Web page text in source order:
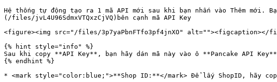
Hệ thống tự động tạo ra 1 mã API mới sau khi bạn nhấn vào Thêm mới.
(/files/jvL4U96SdmxVTQxzCjVQ)bên cạnh mã API Key
<figure><img src="/files/3p7yaPbnFTfo3pf4jnXO" alt=""><figcaption></
{% hint style="info" %}
Sau khi copy **API Key**, bạn hãy dán mã này vào ô **Pancake API
{% endhint %}
* <mark style="color:blue;">**Shop ID:**</mark> Để lấy ShopID, hãy